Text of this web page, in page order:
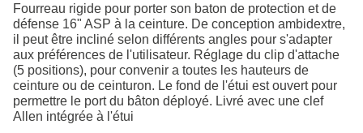
Fourreau rigide pour porter son baton de protection et de
défense 16" ASP à la ceinture. De conception ambidextre,
il peut être incliné selon différents angles pour s'adapter
aux préférences de l'utilisateur. Réglage du clip d'attache
(5 positions), pour convenir a toutes les hauteurs de
ceinture ou de ceinturon. Le fond de l'étui est ouvert pour
permettre le port du bâton déployé. Livré avec une clef
Allen intégrée à l'étui